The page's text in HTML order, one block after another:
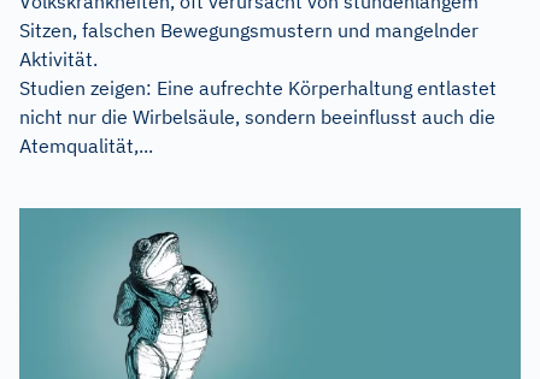
Sitzen, falschen Bewegungsmustern und mangelnder
Aktivität.
Studien zeigen: Eine aufrechte Körperhaltung entlastet
nicht nur die Wirbelsäule, sondern beeinflusst auch die
Atemqualität,...